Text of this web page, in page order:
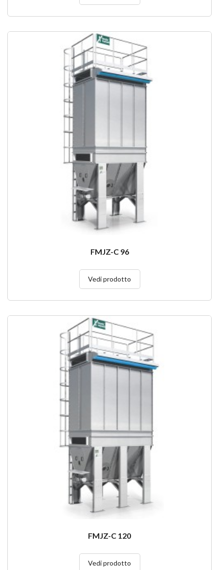
FMJZ-C 96
Vedi prodotto
FMJZ-C 120
Vedi prodotto